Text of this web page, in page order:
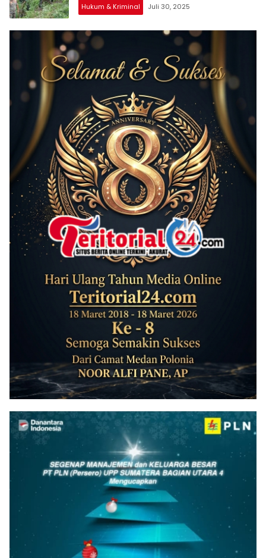
Hukum & Kriminal Juli 30, 2025